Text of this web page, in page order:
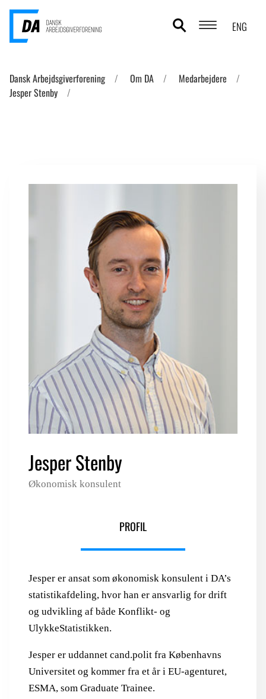
ENG
OM DA
LOGIN FOR MEDLEMSORGANISATIONER
Dansk Arbejdsgiverforening Om DA
Medarbejdere
Jesper Stenby
Jesper Stenby
Økonomisk konsulent
PROFIL
Jesper er ansat som økonomisk konsulent i DA’s
statistikafdeling, hvor han er ansvarlig for drift
og udvikling af både Konflikt- og
UlykkeStatistikken.
Jesper er uddannet cand.polit fra Københavns
Universitet og kommer fra et år i EU-agenturet,
ESMA, som Graduate Trainee.